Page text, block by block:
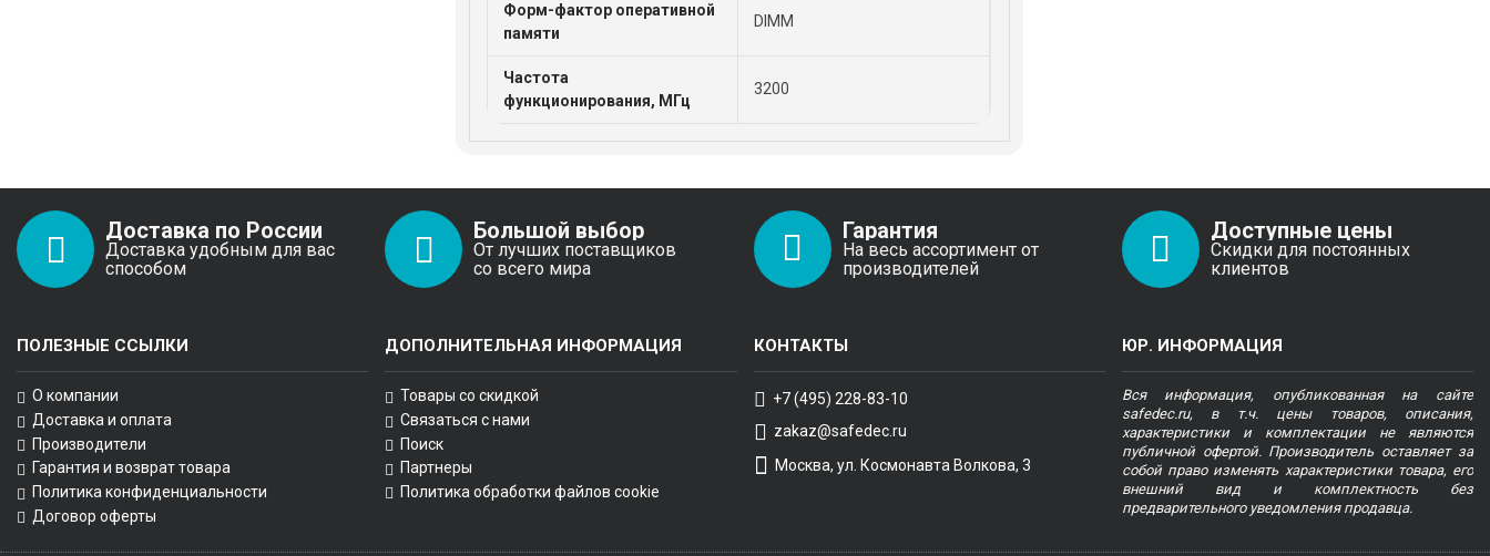
Форм-фактор оперативной
памяти
DIMM
Частота
функционирования, МГц
3200
Доставка по России
Доставка удобным для вас
способом
Большой выбор
От лучших поставщиков
со всего мира
Гарантия
На весь ассортимент от
производителей
Доступные цены
Скидки для постоянных
клиентов
ПОЛЕЗНЫЕ ССЫЛКИ
О компании
Доставка и оплата
Производители
Гарантия и возврат товара
Политика конфиденциальности
Договор оферты
ДОПОЛНИТЕЛЬНАЯ ИНФОРМАЦИЯ
Товары со скидкой
Связаться с нами
Поиск
Партнеры
Политика обработки файлов cookie
КОНТАКТЫ
+7 (495) 228-83-10
zakaz@safedec.ru
Москва, ул. Космонавта Волкова, 3
ЮР. ИНФОРМАЦИЯ
Вся информация, опубликованная на сайте
safedec.ru, в т.ч. цены товаров, описания,
характеристики и комплектации не являются
публичной офертой. Производитель оставляет за
собой право изменять характеристики товара, его
внешний вид и комплектность без
предварительного уведомления продавца.